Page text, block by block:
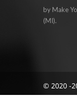
by Make
(MI).
© 2020 -